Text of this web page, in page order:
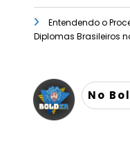
Entendendo o
Diplomas Brasileiros
No